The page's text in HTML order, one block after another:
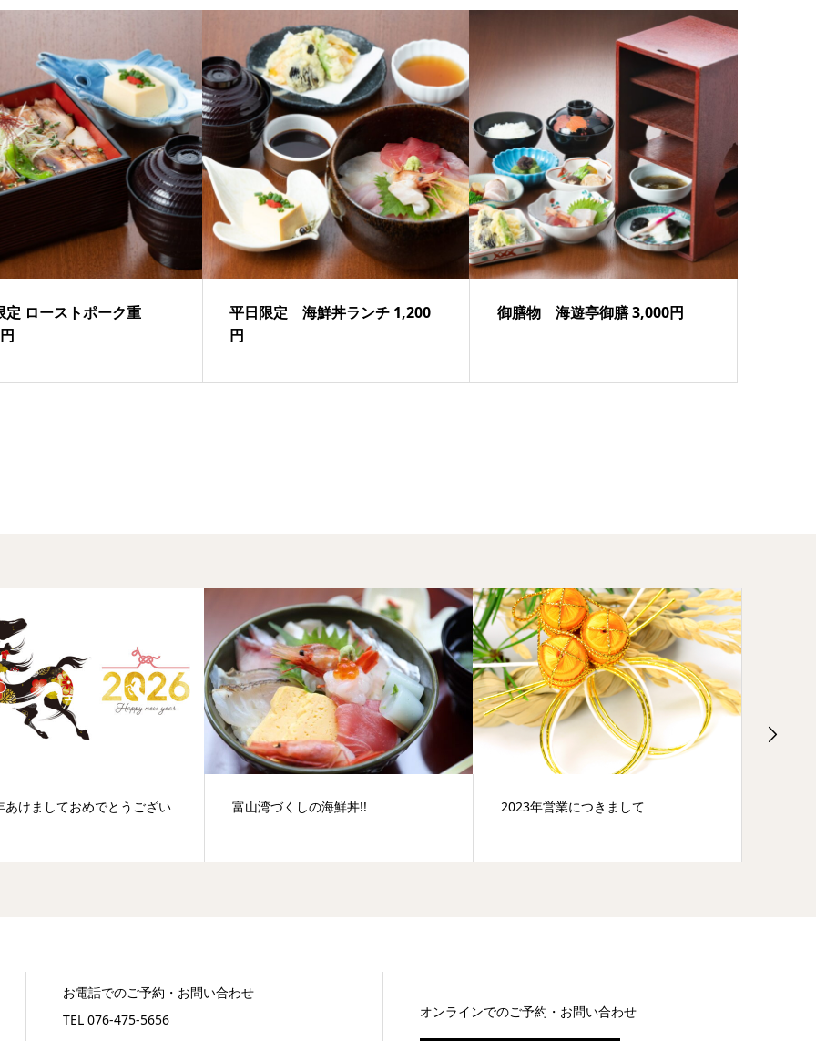
定 ローストポーク重
平日限定 海鮮丼ランチ 1,200
円
御膳物 海遊亭御膳 3,000円
あけましておめでとうござい 富山湾づくしの海鮮丼!! 2023年営業につきまして
お電話でのご予約・お問い合わせ
TEL 076-475-5656
オンラインでのご予約・お問い合わせ